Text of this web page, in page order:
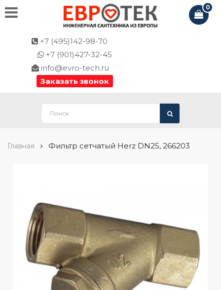
+7 (495)142-98-70
+7 (901)427-32-45
info@evro-tech.ru
Заказать звонок
0
Главная Фильтр сетчатый Herz DN25, 266203